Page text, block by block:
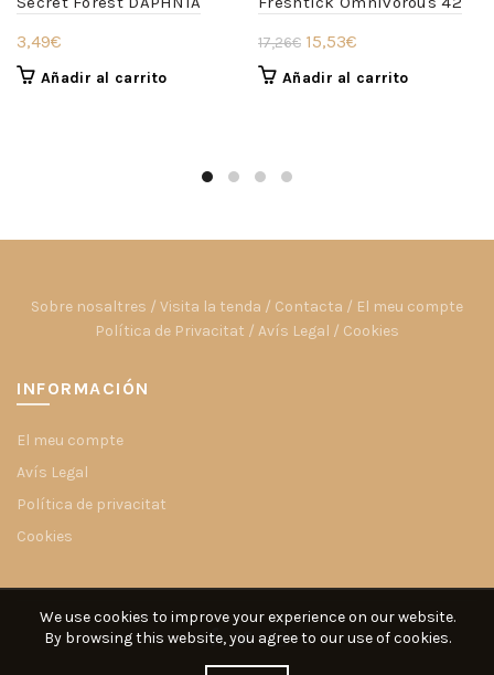
3,49€
Añadir al carrito
17,26€ El
precio
15,53€
precio
Añadir al carrito
Sobre nosaltres / Visita la tenda / Contacta / El meu compte
Política de Privacitat / Avís Legal / Cookies
INFORMACIÓN
El meu compte
Avís Legal
Política de privacitat
Cookies
We use cookies to improve your experience on our website.
By browsing this website, you agree to our use of cookies.